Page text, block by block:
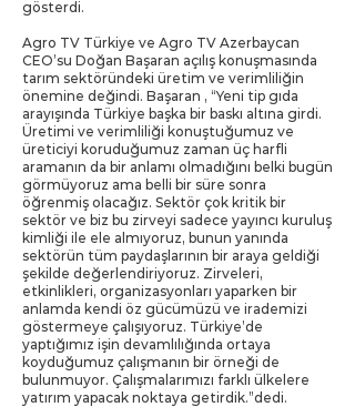
gösterdi.
Agro TV Türkiye ve Agro TV Azerbaycan
CEO’su Doğan Başaran açılış konuşmasında
tarım sektöründeki üretim ve verimliliğin
önemine değindi. Başaran , “Yeni tip gıda
arayışında Türkiye başka bir baskı altına girdi.
Üretimi ve verimliliği konuştuğumuz ve
üreticiyi koruduğumuz zaman üç harfli
aramanın da bir anlamı olmadığını belki bugün
görmüyoruz ama belli bir süre sonra
öğrenmiş olacağız. Sektör çok kritik bir
sektör ve biz bu zirveyi sadece yayıncı kuruluş
kimliği ile ele almıyoruz, bunun yanında
sektörün tüm paydaşlarının bir araya geldiği
şekilde değerlendiriyoruz. Zirveleri,
etkinlikleri, organizasyonları yaparken bir
anlamda kendi öz gücümüzü ve irademizi
göstermeye çalışıyoruz. Türkiye’de
yaptığımız işin devamlılığında ortaya
koyduğumuz çalışmanın bir örneği de
bulunmuyor. Çalışmalarımızı farklı ülkelere
yatırım yapacak noktaya getirdik.”dedi.